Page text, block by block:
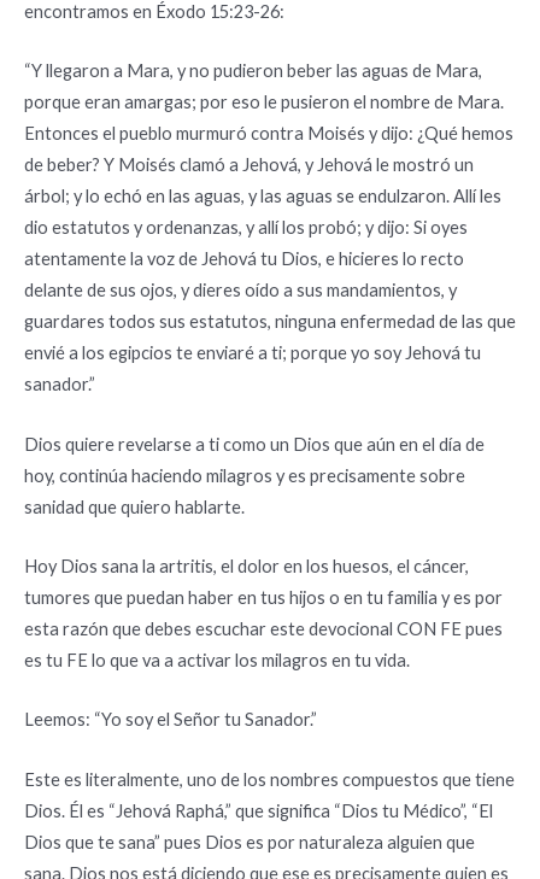
encontramos en Éxodo 15:23-26:
“Y llegaron a Mara, y no pudieron beber las aguas de Mara,
porque eran amargas; por eso le pusieron el nombre de Mara.
Entonces el pueblo murmuró contra Moisés y dijo: ¿Qué hemos
de beber? Y Moisés clamó a Jehová, y Jehová le mostró un
árbol; y lo echó en las aguas, y las aguas se endulzaron. Allí les
dio estatutos y ordenanzas, y allí los probó; y dijo: Si oyes
atentamente la voz de Jehová tu Dios, e hicieres lo recto
delante de sus ojos, y dieres oído a sus mandamientos, y
guardares todos sus estatutos, ninguna enfermedad de las que
envié a los egipcios te enviaré a ti; porque yo soy Jehová tu
sanador.”
Dios quiere revelarse a ti como un Dios que aún en el día de
hoy, continúa haciendo milagros y es precisamente sobre
sanidad que quiero hablarte.
Hoy Dios sana la artritis, el dolor en los huesos, el cáncer,
tumores que puedan haber en tus hijos o en tu familia y es por
esta razón que debes escuchar este devocional CON FE pues
es tu FE lo que va a activar los milagros en tu vida.
Leemos: “Yo soy el Señor tu Sanador.”
Este es literalmente, uno de los nombres compuestos que tiene
Dios. Él es “Jehová Raphá,” que significa “Dios tu Médico”, “El
Dios que te sana” pues Dios es por naturaleza alguien que
sana. Dios nos está diciendo que ese es precisamente quien es